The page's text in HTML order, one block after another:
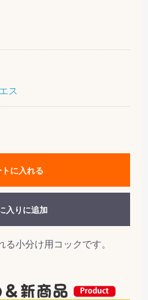
ス
トに入れる
入りに追加
小分け用コックです。